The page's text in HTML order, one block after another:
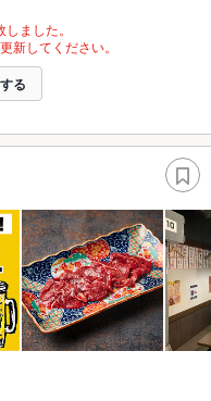
ました。
新してください。
る